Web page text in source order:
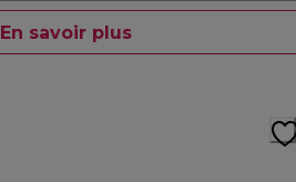
En savoir plus